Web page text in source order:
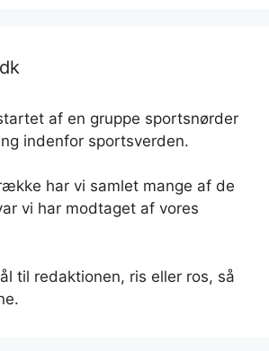
af en gruppe sportsnørder
indenfor sportsverden.
har vi samlet mange af de
vi har modtaget af vores
til redaktionen, ris eller ros, så